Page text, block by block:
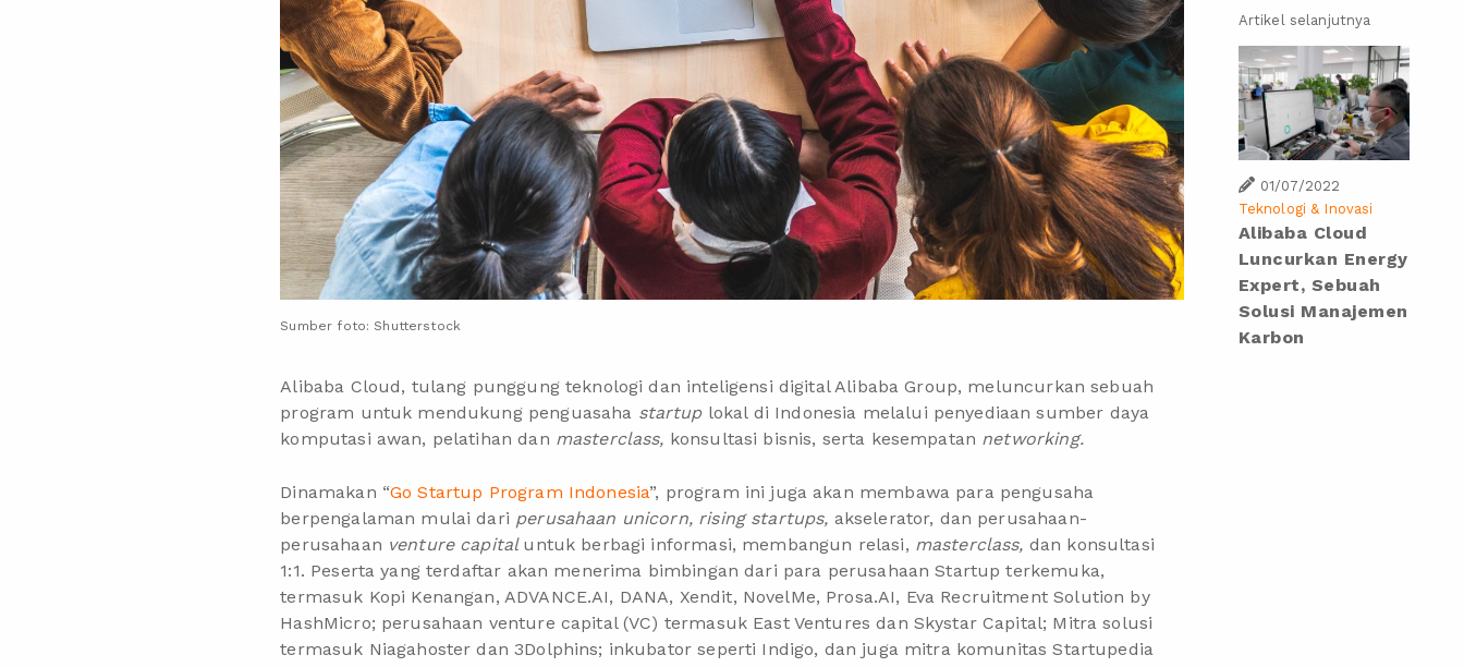
Sumber foto: Shutterstock
Alibaba Cloud, tulang punggung teknologi dan inteligensi digital Alibaba Group, meluncurkan sebuah
program untuk mendukung penguasaha startuplokal di Indonesia melalui penyediaan sumber daya
komputasi awan, pelatihan dan masterclass, konsultasi bisnis, serta kesempatan networking.
Dinamakan “Go Startup Program Indonesia”, program ini juga akan membawa para pengusaha
berpengalaman mulai dari perusahaan unicorn, rising startups, akselerator, dan perusahaan-
perusahaan venture capital untuk berbagi informasi, membangun relasi, masterclass, dan konsultasi
1:1. Peserta yang terdaftar akan menerima bimbingan dari para perusahaan Startup terkemuka,
termasuk Kopi Kenangan, ADVANCE.AI, DANA, Xendit, NovelMe, Prosa.AI, Eva Recruitment Solution by
HashMicro; perusahaan venture capital (VC) termasuk East Ventures dan Skystar Capital; Mitra solusi
termasuk Niagahoster dan 3Dolphins; inkubator seperti Indigo, dan juga mitra komunitas Startupedia
Artikel selanjutnya
01/07/2022
Teknologi & Inovasi
Alibaba Cloud
Luncurkan Energy
Expert, Sebuah
Solusi Manajemen
Karbon